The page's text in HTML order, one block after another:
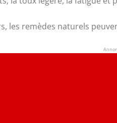
les remèdes naturels